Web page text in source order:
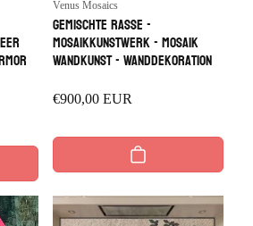
Anbieter:
Venus Mosaics
Gemischte Rasse -
Mosaikkunstwerk - Mosaik
Wandkunst - Wanddekoration
Regulärer
€900,00 EUR